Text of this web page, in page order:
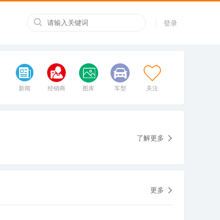
登录
关注
车型
图库
经销商
新闻
了解更多
更多